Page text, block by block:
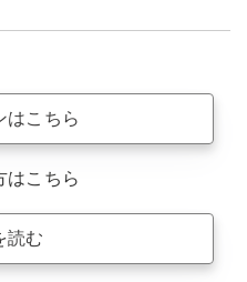
はこちら
はこちら
読む